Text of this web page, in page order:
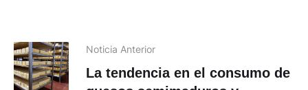
Noticia Anterior
La tendencia en el consumo de